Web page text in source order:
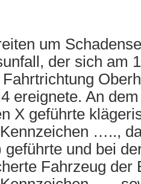
um
der sich am
ereignete. An
X geführte
…..,
geführte und bei
Fahrzeug der